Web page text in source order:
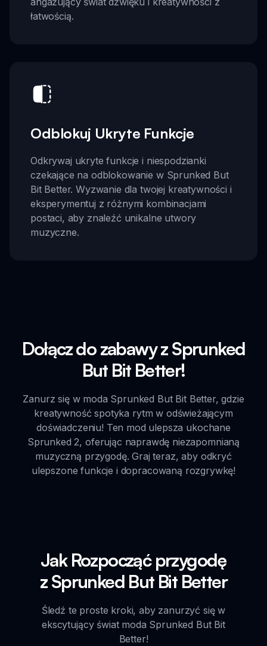
łatwością.
Odblokuj Ukryte Funkcje
Odkrywaj ukryte funkcje i niespodzianki
czekające na odblokowanie w Sprunked But
Bit Better. Wyzwanie dla twojej kreatywności i
eksperymentuj z różnymi kombinacjami
postaci, aby znaleźć unikalne utwory
muzyczne.
Dołącz do zabawy z Sprunked
But Bit Better!
Zanurz się w moda Sprunked But Bit Better, gdzie
kreatywność spotyka rytm w odświeżającym
doświadczeniu! Ten mod ulepsza ukochane
Sprunked 2, oferując naprawdę niezapomnianą
muzyczną przygodę. Graj teraz, aby odkryć
ulepszone funkcje i dopracowaną rozgrywkę!
Jak Rozpocząć przygodę
z Sprunked But Bit Better
Śledź te proste kroki, aby zanurzyć się w
ekscytujący świat moda Sprunked But Bit
Better!